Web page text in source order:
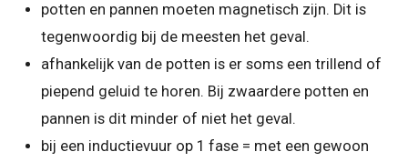
potten en pannen moeten magnetisch zijn. Dit is
tegenwoordig bij de meesten het geval.
afhankelijk van de potten is er soms een trillend of
piepend geluid te horen. Bij zwaardere potten en
pannen is dit minder of niet het geval.
bij een inductievuur op 1 fase = met een gewoon